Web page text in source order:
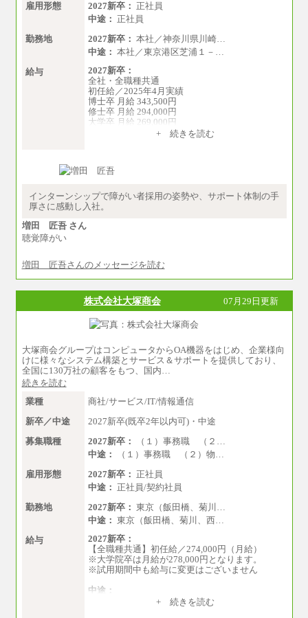
雇用形態
2027新卒： 正社員
中途： 正社員
勤務地
2027新卒： 本社／神奈川県川崎…
中途： 本社／東京港区芝浦１－…
給与
2027新卒：
全社・全職種共通
初任給／2025年4月実績
博士卒 月給 343,500円
修士卒 月給 294,000円
大学卒 月給 269,000円
※試用期間の給与に変更はございません
ます。
円
+ 続きを読む
インターンシップで障がい者採用の姿勢や、サポート体制の手
厚さに感動し入社。
増田 匠吾 さん
聴覚障がい
増田 匠吾さんのメッセージを読む
株式会社大塚商会 07月29日更新
大塚商会グループはコンピュータからOA機器をはじめ、企業様向
けに様々なシステム構築とサービス＆サポートを提供しており、
全国に130万社の顧客をもつ、国内…
続きを読む
業種
商社/サービス/IT/情報通信
新卒／中途
2027新卒(既卒2年以内可)・中途
募集職種
2027新卒：
（１）事務職 （２…
中途：
（１）事務職 （２）物…
雇用形態
2027新卒： 正社員
中途： 正社員/契約社員
勤務地
2027新卒： 東京（飯田橋、菊川…
中途： 東京（飯田橋、菊川、西…
給与
2027新卒：
【全職種共通】初任給／274,000円（月給）
※大学院卒は月給が278,000円となります。
※試用期間中も給与に変更はございません
中途：
（１）～（４）274,000円（月給）～
+ 続きを読む